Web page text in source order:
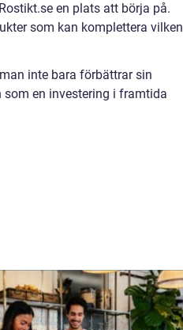
en plats att börja på.
som kan komplettera vilken
inte bara förbättrar sin
en investering i framtida